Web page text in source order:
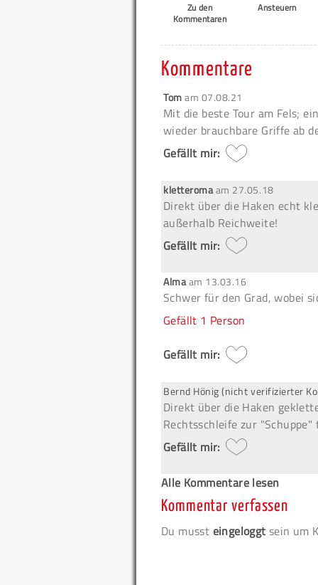
Zu den
Kommentaren
Ansteuern
Kommentare
Tomam 07.08.21
Mit die beste Tour am Fels;
wieder brauchbare Griffe ab
Gefällt mir:
kletteromaam 27.05.18
Direkt über die Haken echt
außerhalb Reichweite!
Gefällt mir:
Almaam 13.03.16
Schwer für den Grad, wobei
Gefällt 1 Person
Gefällt mir:
Bernd Hönig (nicht verifizierter
Direkt über die Haken
Rechtsschleife zur
Gefällt mir:
Alle Kommentare lesen
Kommentar verfassen
Du musst eingeloggt sein um